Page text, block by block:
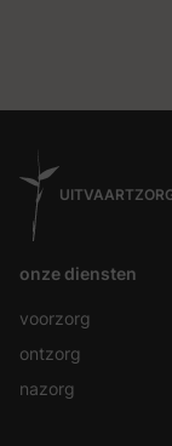
onze diensten
voorzorg
ontzorg
nazorg